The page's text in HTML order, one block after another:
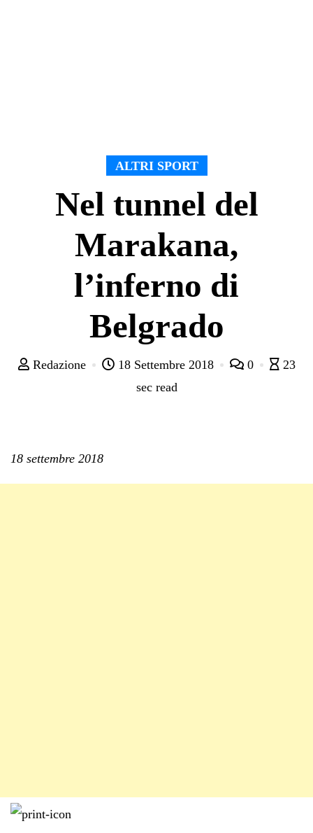
ALTRI SPORT
Nel tunnel del
Marakana,
l’inferno di
Belgrado
Redazione 18 Settembre 2018 0
23
sec read
18 settembre 2018